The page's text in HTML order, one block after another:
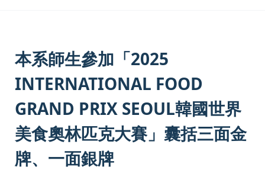
本系師生參加「2025
INTERNATIONAL FOOD
GRAND PRIX SEOUL韓國世界
美食奧林匹克大賽」囊括三面金
牌、一面銀牌